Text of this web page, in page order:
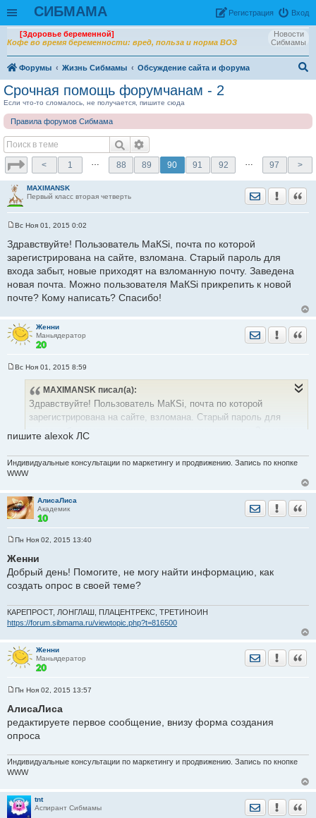
СИБМАМА Вход
Рeгиcтpaция
Новости
Сибмамы
[Здоровье беременной]
Кофе во время беременности: вред, польза и норма ВОЗ
Форумы Жизнь Сибмамы
Обсуждение сайта и форума
Срочная помощь форумчанам - 2
Если что-то сломалось, не получается, пишите сюда
Правила форумов Сибмама
< 1 … 88 89 90 91 92 … 97 >
MAXIMANSK
Первый класс вторая четверть
Отправить
о
б
щ
е
н
е
Вс Ноя 01, 2015 0:02
Здравствуйте! Пользователь МаКSi, почта по которой
зарегистрирована на сайте, взломана. Старый пароль для
входа забыт, новые приходят на взломанную почту. Заведена
новая почта. Можно пользователя МаКSi прикрепить к новой
почте? Кому написать? Спасибо!
Женни
Маньядератор
Отправить
е
Вс Ноя 01, 2015 8:59
MAXIMANSK писал(а):
Здравствуйте! Пользователь МаКSi, почта по которой
зарегистрирована на сайте, взломана. Старый пароль для
входа забыт, новые приходят на взломанную почту. Заведена
почте? Кому написать? Спасибо!
пишите alexok ЛС
Индивидуальные консультации по маркетингу и продвижению. Запись по кнопке
WWW
АлисаЛиса
Академик
Отправить
о
о
б
е
и
е
Пн Ноя 02, 2015 13:40
Женни
Добрый день! Помогите, не могу найти информацию, как
создать опрос в своей теме?
КАРЕПРОСТ, ЛОНГЛАШ, ПЛАЦЕНТРЕКС, ТРЕТИНОИН
https://forum.sibmama.ru/viewtopic.php?t=816500
Женни
Маньядератор
Отправить
о
б
щ
е
и
е
Пн Ноя 02, 2015 13:57
АлисаЛиса
редактируете первое сообщение, внизу форма создания
опроса
Индивидуальные консультации по маркетингу и продвижению. Запись по кнопке
WWW
tnt
Аспирант Сибмамы
Отправить